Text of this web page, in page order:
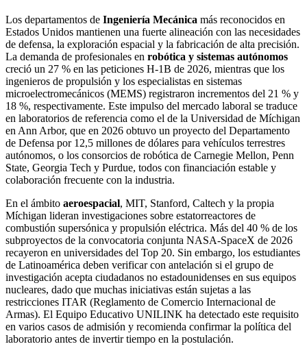
Los departamentos de Ingeniería Mecánica más reconocidos en
Estados Unidos mantienen una fuerte alineación con las necesidades
de defensa, la exploración espacial y la fabricación de alta precisión.
La demanda de profesionales en robótica y sistemas autónomos
creció un 27 % en las peticiones H-1B de 2026, mientras que los
ingenieros de propulsión y los especialistas en sistemas
microelectromecánicos (MEMS) registraron incrementos del 21 % y
18 %, respectivamente. Este impulso del mercado laboral se traduce
en laboratorios de referencia como el de la Universidad de Míchigan
en Ann Arbor, que en 2026 obtuvo un proyecto del Departamento
de Defensa por 12,5 millones de dólares para vehículos terrestres
autónomos, o los consorcios de robótica de Carnegie Mellon, Penn
State, Georgia Tech y Purdue, todos con financiación estable y
colaboración frecuente con la industria.
En el ámbito aeroespacial, MIT, Stanford, Caltech y la propia
Míchigan lideran investigaciones sobre estatorreactores de
combustión supersónica y propulsión eléctrica. Más del 40 % de los
subproyectos de la convocatoria conjunta NASA-SpaceX de 2026
recayeron en universidades del Top 20. Sin embargo, los estudiantes
de Latinoamérica deben verificar con antelación si el grupo de
investigación acepta ciudadanos no estadounidenses en sus equipos
nucleares, dado que muchas iniciativas están sujetas a las
restricciones ITAR (Reglamento de Comercio Internacional de
Armas). El Equipo Educativo UNILINK ha detectado este requisito
en varios casos de admisión y recomienda confirmar la política del
laboratorio antes de invertir tiempo en la postulación.